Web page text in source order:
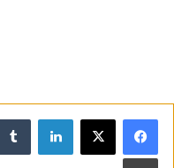
لينكدإن
طباعة